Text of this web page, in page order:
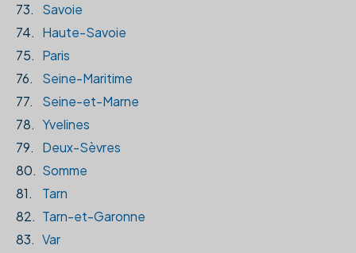
73.
Savoie
74. Haute-Savoie
75. Paris
76.
Seine-Maritime
77.
Seine-et-Marne
78. Yvelines
79.
Deux-Sèvres
80. Somme
81.
Tarn
82. Tarn-et-Garonne
83. Var